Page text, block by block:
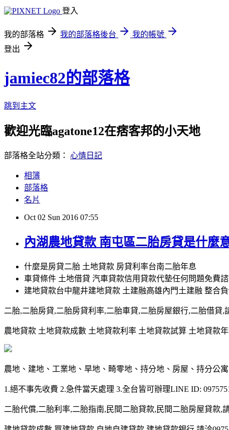
登入
我的部落格 我的部落格後台
我的帳號
登出
jamiec82的部落格
跳到主文
歡迎光臨agatone12在痞客邦的小天地
部落格全站分類： 心情日記
相簿
部落格
名片
Oct 02 Sun 2016 07:55
內湖農地貸款 南屯區二胎房貸是什麼
什麼是房貸二胎 土地貸款 房貸利率台南二胎年息
車貸條件 土地借貸 汽車貸款信用貸款代墊任何問題免費
建地貸款台中龍井建地貸款 土建融高雄內門土建融 整合
二胎,二胎房貸,二胎房貸利率,二胎車貸,二胎房屋銀行,二胎借貸,
農地貸款 土地貸款成數 土地貸款利率 土地貸款試算 土地貸款
農地、建地、工業地、旱地、畸零地、持分地、房屋、持分公
1.絕不事先收費 2.急件當天處理 3.全台皆可辦理LINE ID:
二胎代償,二胎利率,二胎指南,民間二胎貸款,民間二胎房屋貸款,